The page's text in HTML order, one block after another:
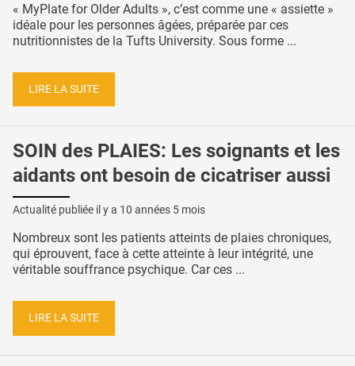
« MyPlate for Older Adults », c’est comme une « assiette »
idéale pour les personnes âgées, préparée par ces
nutritionnistes de la Tufts University. Sous forme ...
LIRE LA SUITE
SOIN des PLAIES: Les soignants et les
aidants ont besoin de cicatriser aussi
Actualité publiée il y a 10 années 5 mois
Nombreux sont les patients atteints de plaies chroniques,
qui éprouvent, face à cette atteinte à leur intégrité, une
véritable souffrance psychique. Car ces ...
LIRE LA SUITE